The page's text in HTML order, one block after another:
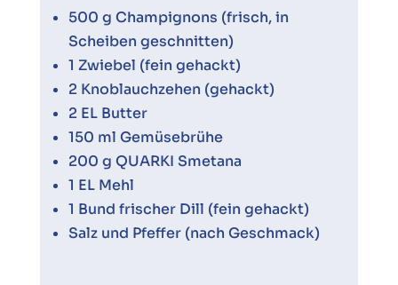
500 g Champignons (frisch, in
Scheiben geschnitten)
1 Zwiebel (fein gehackt)
2 Knoblauchzehen (gehackt)
2 EL Butter
150 ml Gemüsebrühe
200 g QUARKI Smetana
1 EL Mehl
1 Bund frischer Dill (fein gehackt)
Salz und Pfeffer (nach Geschmack)